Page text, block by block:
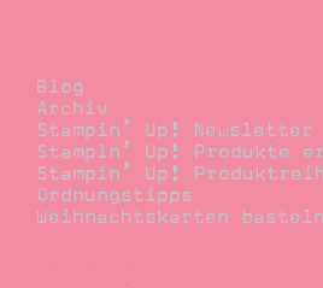
Blog
Archiv
Stampin’ Up! Newsletter
Stampin’ Up! Produkte
Stampin’ Up!
Ordnungstipps
Weihnachtskarten basteln